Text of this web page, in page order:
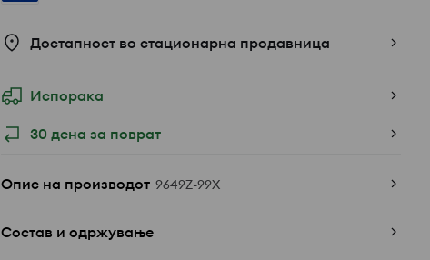
Достапност во стационарна продавница
Испорака
30 дена за поврат
Опис на производот 9649Z-99X
Состав и одржување